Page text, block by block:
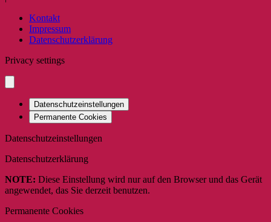
Kontakt
Impressum
Datenschutzerklärung
Privacy settings
Datenschutzeinstellungen
Permanente Cookies
Datenschutzeinstellungen
Datenschutzerklärung
NOTE: Diese Einstellung wird nur auf den Browser und das Gerät
angewendet, das Sie derzeit benutzen.
Permanente Cookies